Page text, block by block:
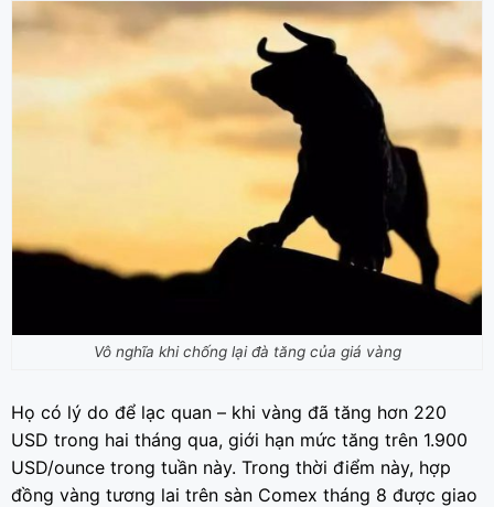
Vô nghĩa khi chống lại đà tăng của giá vàng
Họ có lý do để lạc quan – khi vàng đã tăng hơn 220
USD trong hai tháng qua, giới hạn mức tăng trên 1.900
USD/ounce trong tuần này. Trong thời điểm này, hợp
đồng vàng tương lai trên sàn Comex tháng 8 được giao